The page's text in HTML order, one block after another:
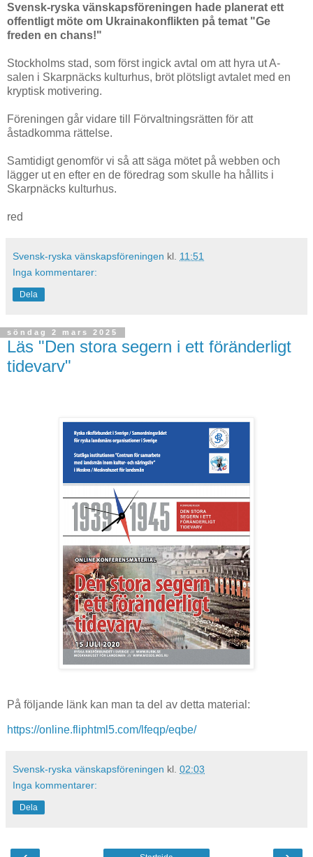
Svensk-ryska vänskapsföreningen hade planerat ett
offentligt möte om Ukrainakonflikten på temat "Ge
freden en chans!"
Stockholms stad, som först ingick avtal om att hyra ut A-
salen i Skarpnäcks kulturhus, bröt plötsligt avtalet med en
kryptisk motivering.
Föreningen går vidare till Förvaltningsrätten för att
åstadkomma rättelse.
Samtidigt genomför vi så att säga mötet på webben och
lägger ut en efter en de föredrag som skulle ha hållits i
Skarpnäcks kulturhus.
red
Svensk-ryska vänskapsföreningen kl. 11:51
Inga kommentarer:
Dela
söndag 2 mars 2025
Läs "Den stora segern i ett föränderligt
tidevarv"
På följande länk kan man ta del av detta material:
https://online.fliphtml5.com/lfeqp/eqbe/
Svensk-ryska vänskapsföreningen kl. 02:03
Inga kommentarer:
Dela